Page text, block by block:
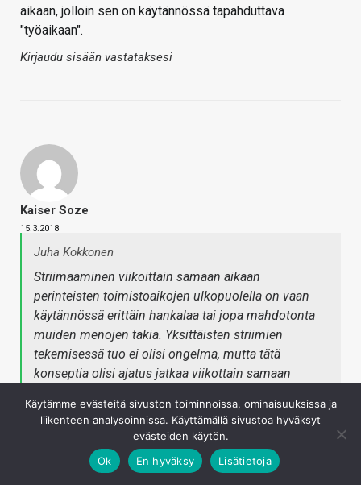
aikaan, jolloin sen on käytännössä tapahduttava
"työaikaan".
Kirjaudu sisään vastataksesi
Kaiser Soze
15.3.2018
Juha Kokkonen
Striimaaminen viikoittain samaan aikaan
perinteisten toimistoaikojen ulkopuolella on vaan
käytännössä erittäin hankalaa tai jopa mahdotonta
muiden menojen takia. Yksittäisten striimien
tekemisessä tuo ei olisi ongelma, mutta tätä
konseptia olisi ajatus jatkaa viikottain samaan
"työaikaan".
Aikahan sen näyttää kuinka hyvin ihmiset ehtivät
katsomaan. Viikonloput poissuljettu vaihtoehto?
Käytämme evästeitä sivuston toiminnoissa, ominaisuuksissa ja
liikenteen analysoinnissa. Käyttämällä sivustoa hyväksyt
evästeiden käytön.
Ok
En hyväksy Lisätietoja